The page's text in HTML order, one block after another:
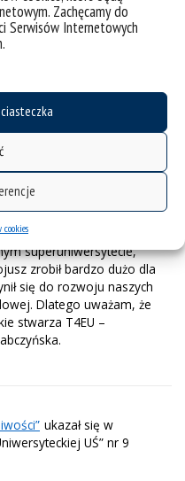
Zachęcamy do
Serwisów Internetowych
dotychczasowych krajów
Sofijskiego
zostaną zaproszeni
dyplomem –
2025 roku. Studenci
Śląskiego i
obejmie problemy
nawiązywania
coraz większą
superuniwersytecie,
zrobił bardzo dużo dla
się do rozwoju naszych
Dlatego uważam, że
stwarza T4EU –
ukazał się w
UŚ” nr 9